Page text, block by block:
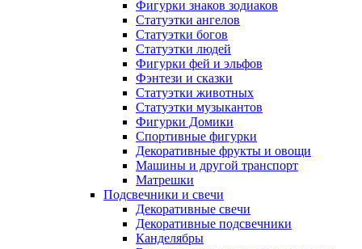
Фигурки знаков зодиаков
Статуэтки ангелов
Статуэтки богов
Статуэтки людей
Фигурки фей и эльфов
Фэнтези и сказки
Статуэтки животных
Статуэтки музыкантов
Фигурки Домики
Спортивные фигурки
Декоративные фрукты и овощи
Машины и другой транспорт
Матрешки
Подсвечники и свечи
Декоративные свечи
Декоративные подсвечники
Канделябры